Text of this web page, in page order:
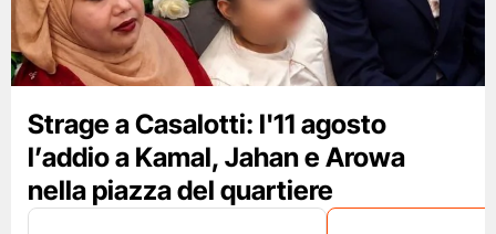
Strage a Casalotti: l'11 agosto
l’addio a Kamal, Jahan e Arowa
nella piazza del quartiere